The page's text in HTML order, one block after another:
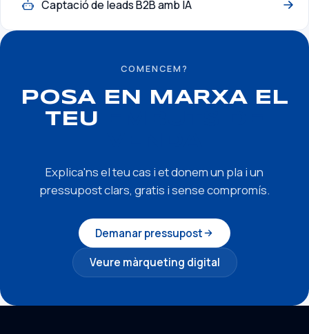
Captació de leads B2B amb IA
COMENCEM?
POSA EN MARXA EL
TEU
Explica'ns el teu cas i et donem un pla i un
pressupost clars, gratis i sense compromís.
Demanar pressupost
Veure màrqueting digital